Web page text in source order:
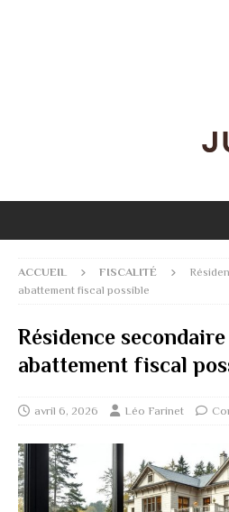
ACCUEIL FISCALITÉ
abattement fiscal possible
Résidence
abattement fiscal
avril 6, 2026 Léo Farinet